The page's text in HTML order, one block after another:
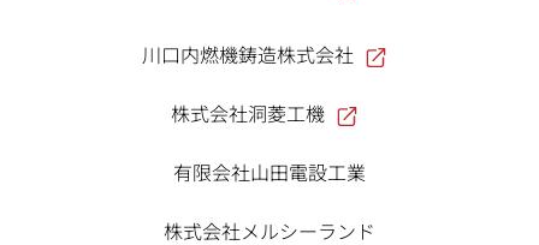
川口内燃機鋳造株式会社
株式会社洞菱工機
有限会社山田電設工業
株式会社メルシーランド